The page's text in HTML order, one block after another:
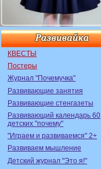
КВЕСТЫ
Постеры
Журнал "Почемучка"
Развивающие занятия
Развивающие стенгазеты
Развивающий календарь 60
детских "почему"
"Играем и развиваемся" 2+
Развиваем мышление
Детский журнал "Это я!"